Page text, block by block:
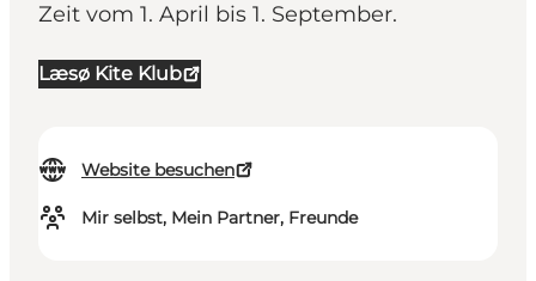
Zeit vom 1. April bis 1. September.
Læsø Kite Klub
Website besuchen
Mir selbst, Mein Partner, Freunde